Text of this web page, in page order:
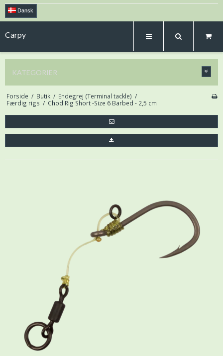
Dansk
Carpy
KATEGORIER
Forside / Butik / Endegrej (Terminal tackle) /
Færdig rigs / Chod Rig Short -Size 6 Barbed - 2,5 cm